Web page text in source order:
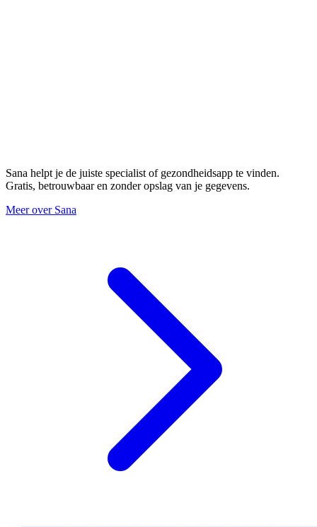
Sana helpt je de juiste specialist of gezondheidsapp te vinden.
Gratis, betrouwbaar en zonder opslag van je gegevens.
Meer over Sana